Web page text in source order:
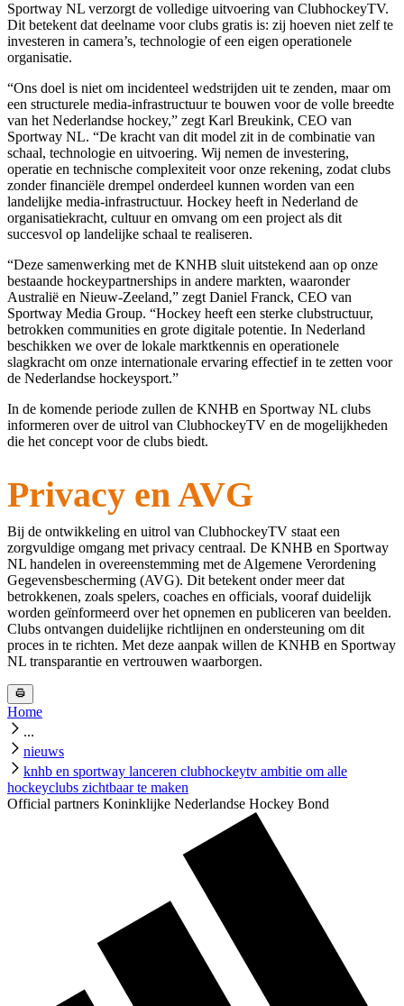
Sportway NL verzorgt de volledige uitvoering van ClubhockeyTV.
Dit betekent dat deelname voor clubs gratis is: zij hoeven niet zelf te
investeren in camera’s, technologie of een eigen operationele
organisatie.
“Ons doel is niet om incidenteel wedstrijden uit te zenden, maar om
een structurele media-infrastructuur te bouwen voor de volle breedte
van het Nederlandse hockey,” zegt Karl Breukink, CEO van
Sportway NL. “De kracht van dit model zit in de combinatie van
schaal, technologie en uitvoering. Wij nemen de investering,
operatie en technische complexiteit voor onze rekening, zodat clubs
zonder financiële drempel onderdeel kunnen worden van een
landelijke media-infrastructuur. Hockey heeft in Nederland de
organisatiekracht, cultuur en omvang om een project als dit
succesvol op landelijke schaal te realiseren.
“Deze samenwerking met de KNHB sluit uitstekend aan op onze
bestaande hockeypartnerships in andere markten, waaronder
Australië en Nieuw-Zeeland,” zegt Daniel Franck, CEO van
Sportway Media Group. “Hockey heeft een sterke clubstructuur,
betrokken communities en grote digitale potentie. In Nederland
beschikken we over de lokale marktkennis en operationele
slagkracht om onze internationale ervaring effectief in te zetten voor
de Nederlandse hockeysport.”
In de komende periode zullen de KNHB en Sportway NL clubs
informeren over de uitrol van ClubhockeyTV en de mogelijkheden
die het concept voor de clubs biedt.
Privacy en AVG
Bij de ontwikkeling en uitrol van ClubhockeyTV staat een
zorgvuldige omgang met privacy centraal. De KNHB en Sportway
NL handelen in overeenstemming met de Algemene Verordening
Gegevensbescherming (AVG). Dit betekent onder meer dat
betrokkenen, zoals spelers, coaches en officials, vooraf duidelijk
worden geïnformeerd over het opnemen en publiceren van beelden.
Clubs ontvangen duidelijke richtlijnen en ondersteuning om dit
proces in te richten. Met deze aanpak willen de KNHB en Sportway
NL transparantie en vertrouwen waarborgen.
Home
...
nieuws
knhb en sportway lanceren clubhockeytv ambitie om alle
hockeyclubs zichtbaar te maken
Official partners Koninklijke Nederlandse Hockey Bond